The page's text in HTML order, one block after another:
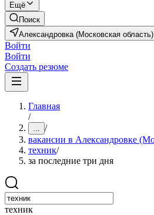
Ещё
Поиск
Александровка (Московская область)
Войти
Войти
Создать резюме
Главная
/
... /
вакансии в Александровке
техник/
за последние три дня
техник